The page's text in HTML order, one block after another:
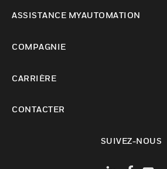
ASSISTANCE MYAUTOMATION
COMPAGNIE
CARRIÈRE
CONTACTER
SUIVEZ-NOUS